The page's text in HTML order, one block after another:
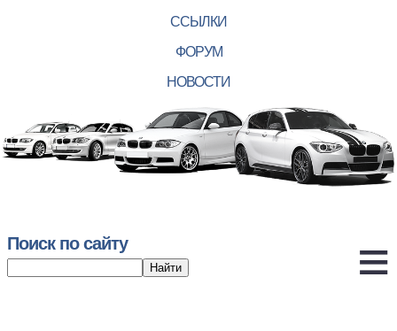
ССЫЛКИ
ФОРУМ
НОВОСТИ
Поиск по сайту